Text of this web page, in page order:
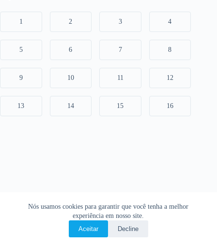
Nós usamos cookies para garantir que você tenha a melhor
experiência em nosso site.
Aceitar
Decline
1 2 3 4
5 6 7 8
9 10 11 12
13 14 15 16
Copyright © 2026 • O Livro Sagrado • Bíblia Online •